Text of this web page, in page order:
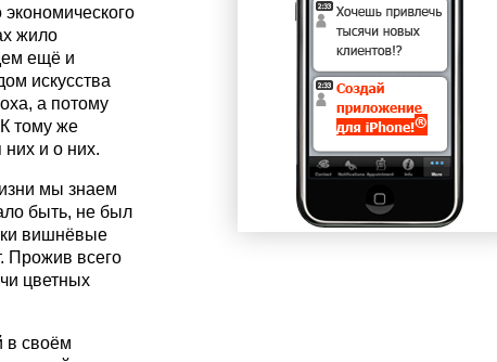
жило
ещё и
искусства
а потому
тому же
них и о них.
мы знаем
быть, не был
вишнёвые
Прожив всего
цветных
в своём